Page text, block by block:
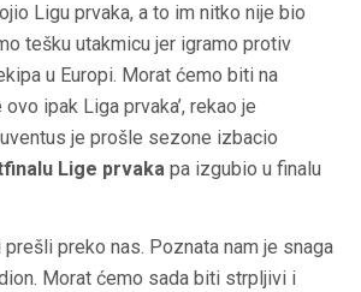
Ligu prvaka, a to im nitko nije bio
tešku utakmicu jer igramo protiv
u Europi. Morat ćemo biti na
ipak Liga prvaka’, rekao je
je prošle sezone izbacio
Lige prvaka pa izgubio u finalu
prešli preko nas. Poznata nam je snaga
Morat ćemo sada biti strpljivi i